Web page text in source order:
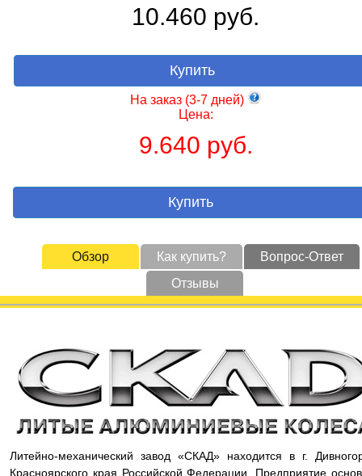
10.460 руб.
Купить
На заказ (3-7 дней)
Цена:
9.640 руб.
Купить
Обзор Как купить?
Вопрос-Ответ
Отзывы
Литейно-механический завод «СКАД» находится в г.
Красноярского края Российской Федерации. Предприятие